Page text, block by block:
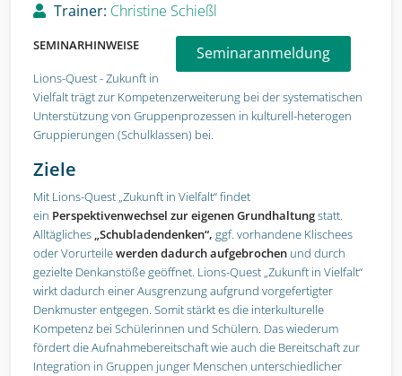
Trainer: Christine Schießl
Seminaranmeldung
SEMINARHINWEISE
Lions-Quest - Zukunft in
Vielfalt trägt zur Kompetenzerweiterung bei der systematischen
Unterstützung von Gruppenprozessen in kulturell-heterogen
Gruppierungen (Schulklassen) bei.
Ziele
Mit Lions-Quest „Zukunft in Vielfalt“ findet
ein Perspektivenwechsel zur eigenen Grundhaltungstatt.
Alltägliches „Schubladendenken“, ggf. vorhandene Klischees
oder Vorurteilewerden dadurch aufgebrochen und durch
gezielte Denkanstöße geöffnet. Lions-Quest „Zukunft in Vielfalt“
wirkt dadurch einer Ausgrenzung aufgrund vorgefertigter
Denkmuster entgegen. Somit stärkt es die interkulturelle
Kompetenz bei Schülerinnen und Schülern. Das wiederum
fördert die Aufnahmebereitschaft wie auch die Bereitschaft zur
Integration in Gruppen junger Menschen unterschiedlicher